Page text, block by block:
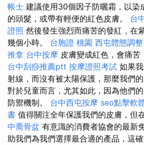
帳士 建議使用30個因子防曬霜，以染
的頭髮，或帶有輕便的紅色皮膚。 台
證照 然後發生強烈而痛苦的發紅，在
幾個小時。 台胞證 桃園 西屯體態調整
推拿 台中按摩 皮膚變成紅色，會痛苦
台中刮痧推薦ptt 按摩證照考試 如果
射線，而沒有被太陽保護，那麼我們的
對於兒童而言，尤其如此，因為他們
防禦機制。 台中西屯按摩 seo點擊軟
書 值得關注全年保護我們的皮膚，但
中喬骨盆 有意識的消費者協會的最新
助我們為我們選擇最合適的產品，這